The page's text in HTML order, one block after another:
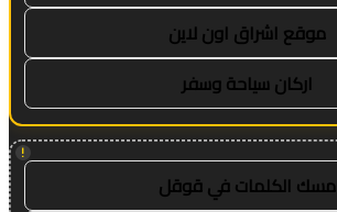
موقع اشراق اون لاين
اركان سياحة وسفر
!
مسك الكلمات في قوقل